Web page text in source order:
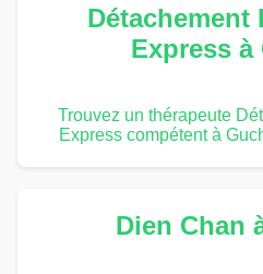
Détachement
Express à
Trouvez un thérapeute
Express compétent à
Dien Chan